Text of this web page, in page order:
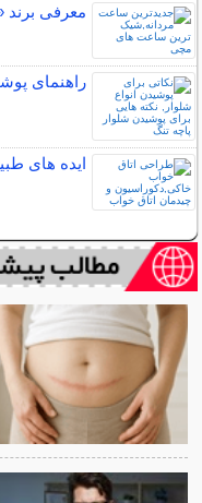
معرفی برند
راهنمای
ایده های